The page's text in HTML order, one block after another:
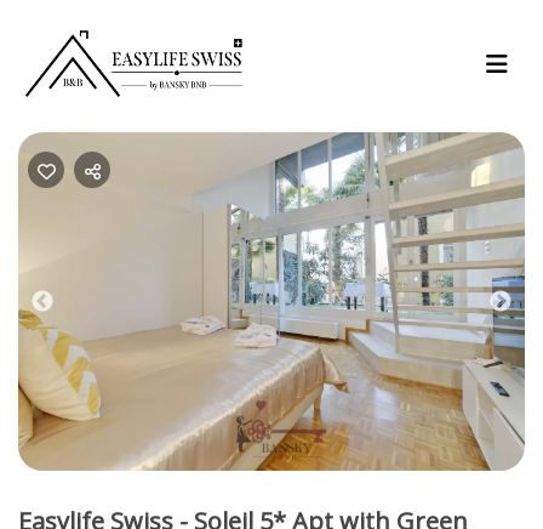
Easylife Swiss - Soleil 5* Apt with Green